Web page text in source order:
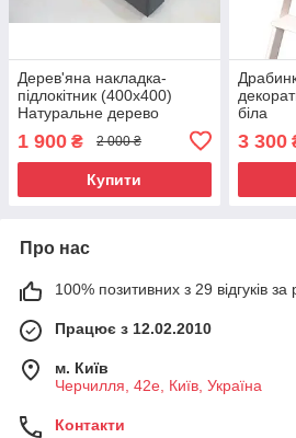
Дерев'яна накладка-
підлокітник (400х400)
Натуральне дерево
1 900 ₴ 2 000 ₴
Купити
біла
3 300
Про нас
100% позитивних з 29 відгуків за
Працює з 12.02.2010
м. Київ
Черчилля, 42е, Київ, Україна
Контакти